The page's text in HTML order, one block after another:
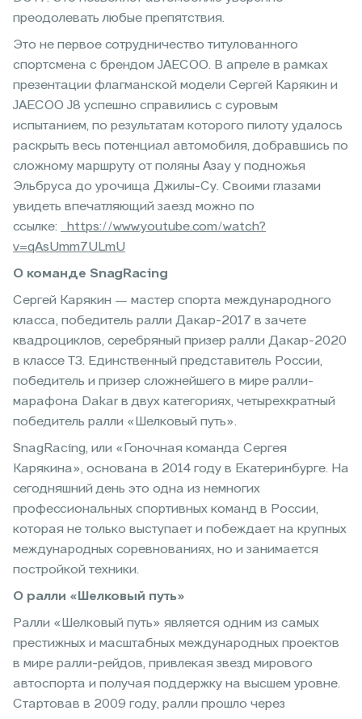
преодолевать любые препятствия.
Это не первое сотрудничество титулованного
спортсмена с брендом JAECOO. В апреле в рамках
презентации флагманской модели Сергей Карякин и
JAECOO J8 успешно справились с суровым
испытанием, по результатам которого пилоту удалось
раскрыть весь потенциал автомобиля, добравшись по
сложному маршруту от поляны Азау у подножья
Эльбруса до урочища Джилы-Су. Своими глазами
увидеть впечатляющий заезд можно по
ссылке:
https://www.youtube.com/watch?
v=qAsUmm7ULmU
О команде SnagRacing
Сергей Карякин — мастер спорта международного
класса, победитель ралли Дакар-2017 в зачете
квадроциклов, серебряный призер ралли Дакар-2020
в классе Т3. Единственный представитель России,
победитель и призер сложнейшего в мире ралли-
марафона Dakar в двух категориях, четырехкратный
победитель ралли «Шелковый путь».
SnagRacing, или «Гоночная команда Сергея
Карякина», основана в 2014 году в Екатеринбурге. На
сегодняшний день это одна из немногих
профессиональных спортивных команд в России,
которая не только выступает и побеждает на крупных
международных соревнованиях, но и занимается
постройкой техники.
О ралли «Шелковый путь»
Ралли «Шелковый путь» является одним из самых
престижных и масштабных международных проектов
в мире ралли-рейдов, привлекая звезд мирового
автоспорта и получая поддержку на высшем уровне.
Стартовав в 2009 году, ралли прошло через